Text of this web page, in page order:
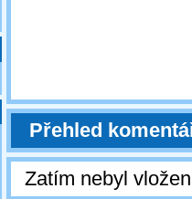
Přehled
Zatím nebyl